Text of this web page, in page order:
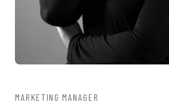
MARKETING MANAGER